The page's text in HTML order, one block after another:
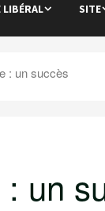
LIBÉRAL SITE
: un succès
un